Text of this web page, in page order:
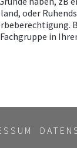
oder
in